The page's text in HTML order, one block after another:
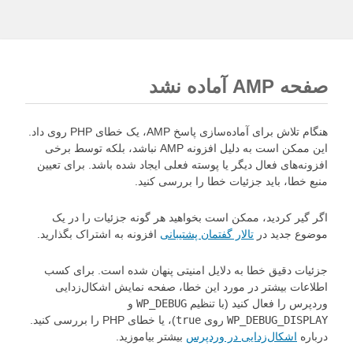
صفحه AMP آماده نشد
هنگام تلاش برای آماده‌سازی پاسخ AMP، یک خطای PHP روی داد.
این ممکن است به دلیل افزونه AMP نباشد، بلکه توسط برخی
افزونه‌های فعال دیگر یا پوسته فعلی ایجاد شده باشد. برای تعیین
منبع خطا، باید جزئیات خطا را بررسی کنید.
اگر گیر کردید، ممکن است بخواهید هر گونه جزئیات را در یک
موضوع جدید در تالار گفتمان پشتیبانی افزونه به اشتراک بگذارید.
جزئیات دقیق خطا به دلایل امنیتی پنهان شده است. برای کسب
اطلاعات بیشتر در مورد این خطا، صفحه نمایش اشکال‌زدایی
وردپرس را فعال کنید (با تنظیم WP_DEBUG و
WP_DEBUG_DISPLAY روی true
)، یا خطای PHP را بررسی کنید.
درباره اشکال‌زدایی در وردپرس بیشتر بیاموزید.